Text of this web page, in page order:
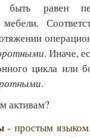
быть равен
. Иначе,
цикла или
.
активам?
- простым языком,